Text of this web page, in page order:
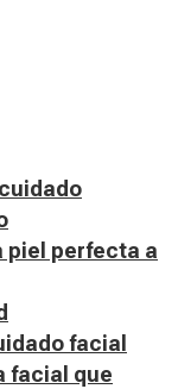
piel perfecta a
facial
facial que